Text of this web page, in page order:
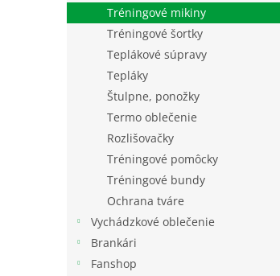
Tréningové mikiny
Tréningové šortky
Teplákové súpravy
Tepláky
Štulpne, ponožky
Termo oblečenie
Rozlišovačky
Tréningové pomôcky
Tréningové bundy
Ochrana tváre
Vychádzkové oblečenie
Brankári
Fanshop